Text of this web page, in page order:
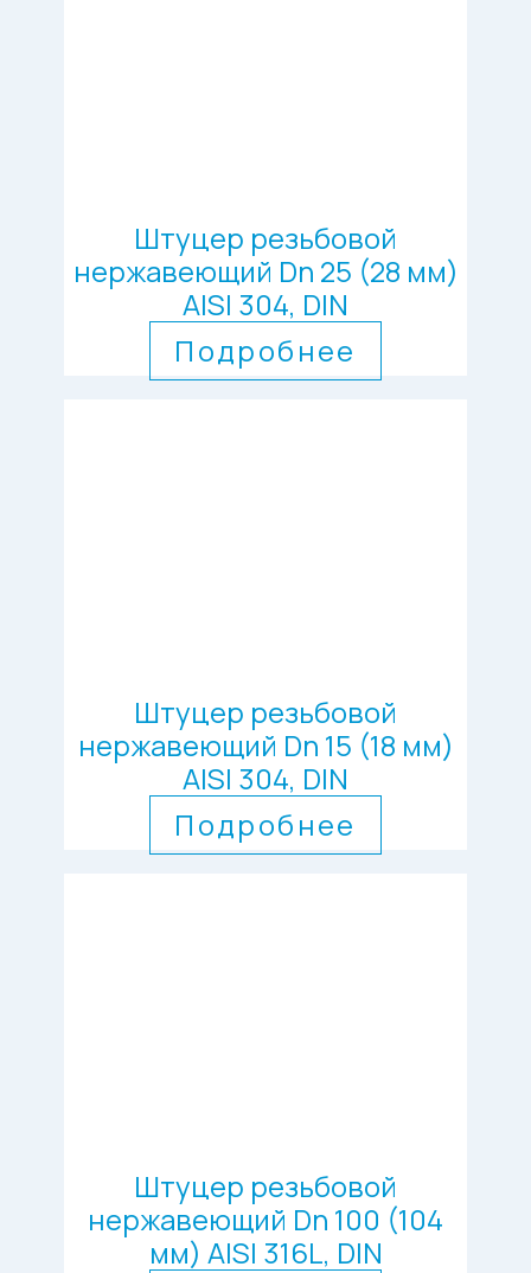
Штуцер резьбовой
нержавеющий Dn 25 (28 мм)
AISI 304, DIN
Подробнее
Штуцер резьбовой
нержавеющий Dn 15 (18 мм)
AISI 304, DIN
Подробнее
Штуцер резьбовой
нержавеющий Dn 100 (104
мм) AISI 316L, DIN